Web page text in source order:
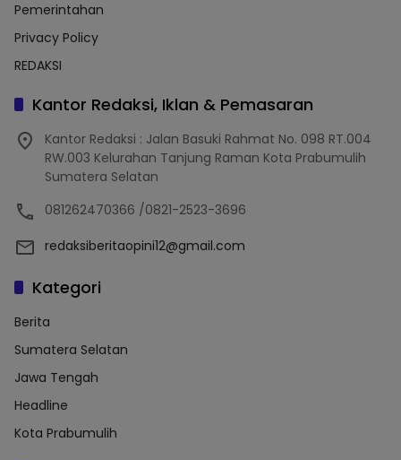
Pemerintahan
Privacy Policy
REDAKSI
Kantor Redaksi, Iklan & Pemasaran
Kantor Redaksi : Jalan Basuki Rahmat No. 098 RT.004
RW.003 Kelurahan Tanjung Raman Kota Prabumulih
Sumatera Selatan
081262470366 /0821-2523-3696
redaksiberitaopini12@gmail.com
Kategori
Berita
Sumatera Selatan
Jawa Tengah
Headline
Kota Prabumulih